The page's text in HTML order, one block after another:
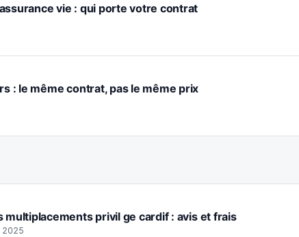
vie : qui porte votre contrat
: le même contrat, pas le même prix
multiplacements privil ge cardif : avis et frais
2025